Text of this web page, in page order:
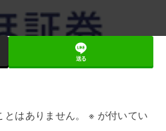
送る
はありません。 ※ が付いてい